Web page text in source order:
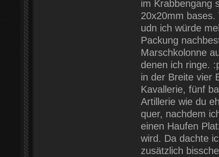
im Krabbengang
20x20mm
udn ich würde
Packung
Marschkolonne
denen ich ringe.
in der Breite vier
Kavallerie, fünf
Artillerie wie du
quer, nachdem
einen Haufen
wird. Da dachte
zusätzlich